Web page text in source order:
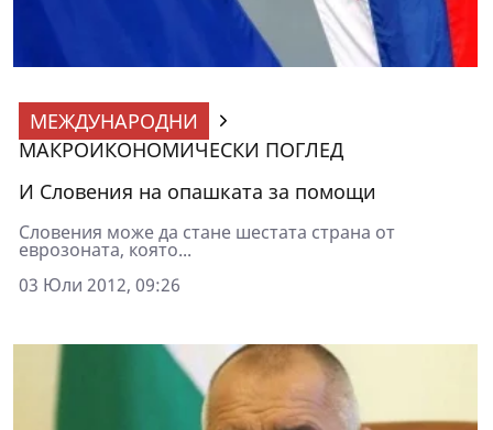
МЕЖДУНАРОДНИ
МАКРОИКОНОМИЧЕСКИ ПОГЛЕД
И Словения на опашката за помощи
Словения може да стане шестата страна от
еврозоната, която...
03 Юли 2012, 09:26